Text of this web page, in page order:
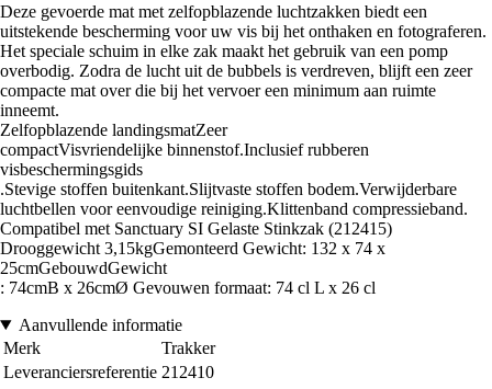
Deze gevoerde mat met zelfopblazende luchtzakken biedt een
uitstekende bescherming voor uw vis bij het onthaken en fotograferen.
Het speciale schuim in elke zak maakt het gebruik van een pomp
overbodig. Zodra de lucht uit de bubbels is verdreven, blijft een zeer
compacte mat over die bij het vervoer een minimum aan ruimte
inneemt.
Zelfopblazende landingsmatZeer
compactVisvriendelijke binnenstof.Inclusief rubberen
visbeschermingsgids
.Stevige stoffen buitenkant.Slijtvaste stoffen bodem.Verwijderbare
luchtbellen voor eenvoudige reiniging.Klittenband compressieband.
Compatibel met Sanctuary SI Gelaste Stinkzak (212415)
Drooggewicht 3,15kgGemonteerd Gewicht: 132 x 74 x
25cmGebouwdGewicht
: 74cmB x 26cmØ Gevouwen formaat: 74 cl L x 26 cl
Aanvullende informatie
Merk
Trakker
Leveranciersreferentie 212410